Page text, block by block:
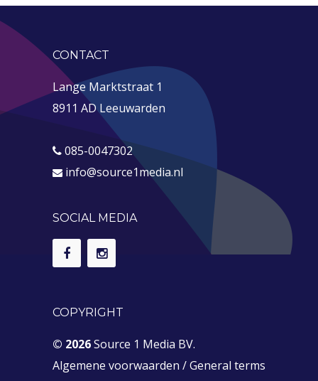
CONTACT
Lange Marktstraat 1
8911 AD Leeuwarden
085-0047302
info@source1media.nl
SOCIAL MEDIA
COPYRIGHT
© 2026Source 1 Media BV.
Algemene voorwaarden /General terms